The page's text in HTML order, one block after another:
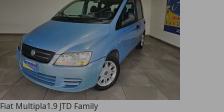
Fiat Multipla1.9 JTD Family